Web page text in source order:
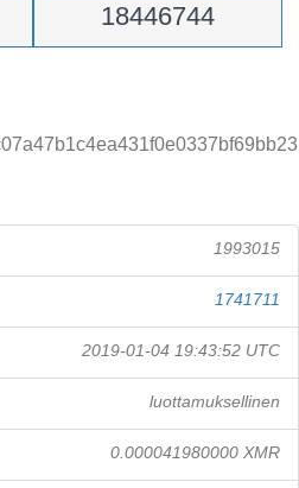
18446744
1993015
1741711
2019-01-04 19:43:52 UTC
luottamuksellinen
0.000041980000 XMR